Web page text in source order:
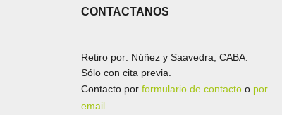
CONTACTANOS
Retiro por: Núñez y Saavedra, CABA.
Sólo con cita previa.
Contacto por formulario de contacto o por
email